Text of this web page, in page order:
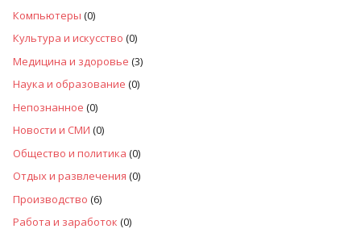
Компьютеры (0)
Культура и искусство (0)
Медицина и здоровье (3)
Наука и образование (0)
Непознанное (0)
Новости и СМИ (0)
Общество и политика (0)
Отдых и развлечения (0)
Производство (6)
Работа и заработок (0)